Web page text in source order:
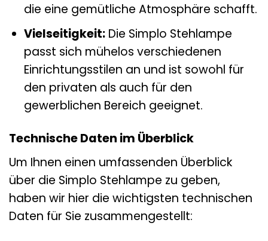
die eine gemütliche Atmosphäre schafft.
Vielseitigkeit:Die Simplo Stehlampe
passt sich mühelos verschiedenen
Einrichtungsstilen an und ist sowohl für
den privaten als auch für den
gewerblichen Bereich geeignet.
Technische Daten im Überblick
Um Ihnen einen umfassenden Überblick
über die Simplo Stehlampe zu geben,
haben wir hier die wichtigsten technischen
Daten für Sie zusammengestellt: